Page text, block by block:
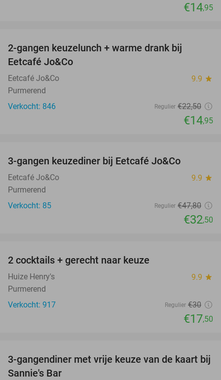
€14,95
2-gangen keuzelunch + warme drank bij
Eetcafé Jo&Co
Eetcafé Jo&Co 9.9 star
Purmerend
Verkocht: 846
Regulier €22,50
€14,95
3-gangen keuzediner bij Eetcafé Jo&Co
Eetcafé Jo&Co 9.9 star
Purmerend
Verkocht: 85
Regulier €47,80
€32,50
2 cocktails + gerecht naar keuze
Huize Henry's 9.9 star
Purmerend
Verkocht: 917
Regulier €30
€17,50
40%
3-gangendiner met vrije keuze van de kaart bij
Sannie's Bar